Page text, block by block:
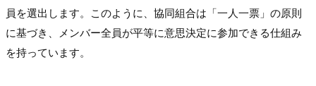
員を選出します。このように、協同組合は「一人一票」の原則
に基づき、メンバー全員が平等に意思決定に参加できる仕組み
を持っています。